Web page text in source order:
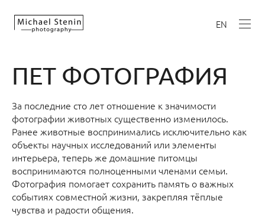
EN
ПЕТ ФОТОГРАФИЯ
За последние сто лет отношение к значимости
фотографии животных существенно изменилось.
Ранее животные воспринимались исключительно как
объекты научных исследований или элементы
интерьера, теперь же домашние питомцы
воспринимаются полноценными членами семьи.
Фотография помогает сохранить память о важных
событиях совместной жизни, закрепляя тёплые
чувства и радости общения.